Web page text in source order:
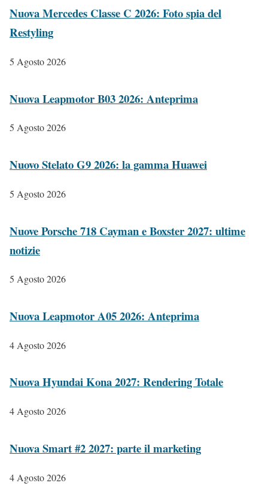
Nuova Mercedes Classe C 2026: Foto spia del
Restyling
5 Agosto 2026
Nuova Leapmotor B03 2026: Anteprima
5 Agosto 2026
Nuovo Stelato G9 2026: la gamma Huawei
5 Agosto 2026
Nuove Porsche 718 Cayman e Boxster 2027: ultime
notizie
5 Agosto 2026
Nuova Leapmotor A05 2026: Anteprima
4 Agosto 2026
Nuova Hyundai Kona 2027: Rendering Totale
4 Agosto 2026
Nuova Smart #2 2027: parte il marketing
4 Agosto 2026